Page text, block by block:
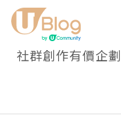
社群創作有價企劃